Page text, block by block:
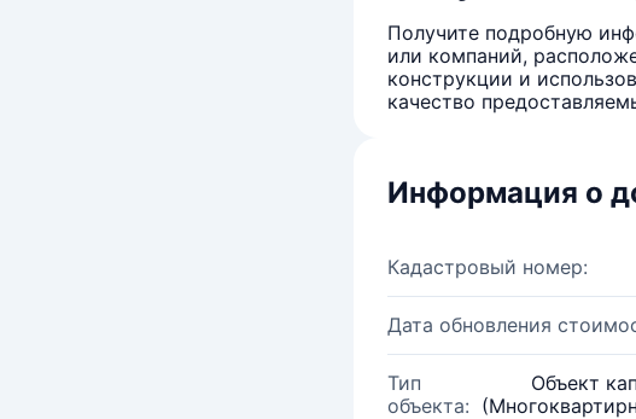
Получите подробную
или компаний,
конструкции и
качество
Информация о
Кадастровый номер:
Дата обновления
Тип
объекта:
Объект